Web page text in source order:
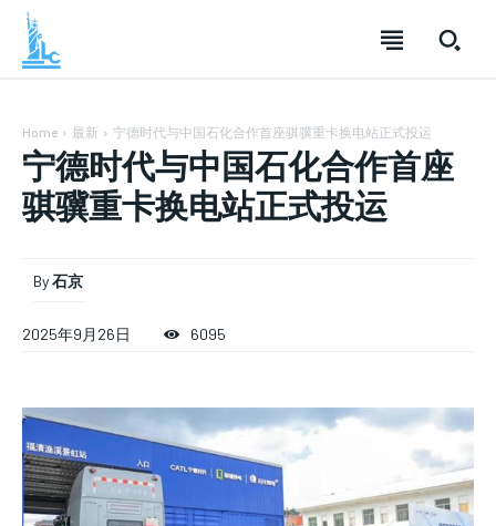
from all across the globe. With any subscription plan,
Your Profile
NEWS PUBLIC OPINION
Welcome to Liberty Case
across the globe. With any subscription plan, you get access
Your Profile
NEWS LIFESTYLE PUBLIC OPINION
Welcome to Liberty Case
across the globe. With any subscription plan, you get access
Your Profile
NEWS LIFESTYLE PUBLIC OPINION
Home 最新 宁德时代与中国石化合作首座骐骥重卡换电站正式投运
宁德时代与中国石化合作首座
骐骥重卡换电站正式投运
By石京
2025年9月26日 6095